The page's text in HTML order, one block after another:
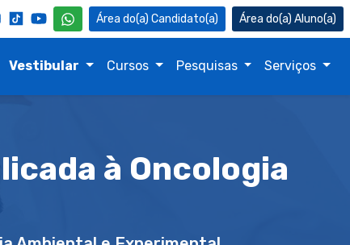
Candidato(a) Aluno(a)
Vestibular Cursos Pesquisas Serviços
à Oncologia